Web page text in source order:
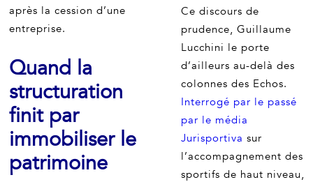
après la cession d’une
entreprise.
Quand la
structuration
finit par
immobiliser le
patrimoine
Ce discours de
prudence, Guillaume
Lucchini le porte
d’ailleurs au-delà des
colonnes des Echos.
Interrogé par le passé
par le média
Jurisportiva sur
l’accompagnement des
sportifs de haut niveau,